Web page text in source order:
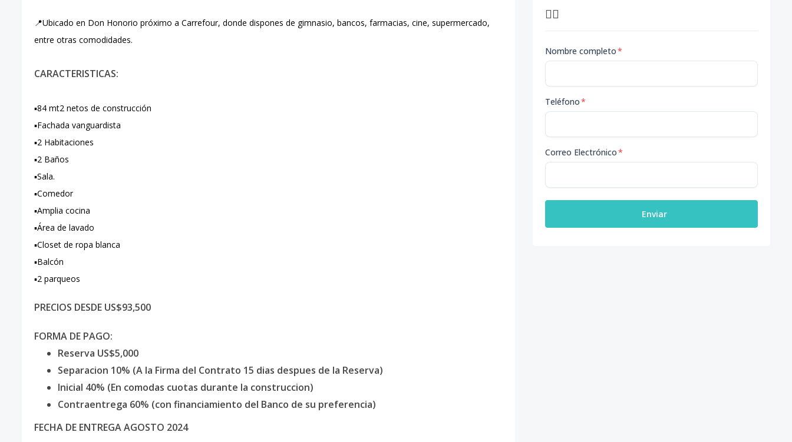
📍Ubicado en Don Honorio próximo a Carrefour, donde dispones de gimnasio, bancos, farmacias, cine, supermercado,
entre otras comodidades. ⁣
CARACTERISTICAS:
▪️84 mt2 netos de construcción
▪️Fachada vanguardista
▪️2 Habitaciones
▪️2 Baños
▪️Sala.
▪️Comedor
▪️Amplia cocina
▪️Área de lavado
▪️Closet de ropa blanca
▪️Balcón
▪️2 parqueos
PRECIOS DESDE US$93,500
FORMA DE PAGO:
Reserva US$5,000
Separacion 10% (A la Firma del Contrato 15 dias despues de la Reserva)
Inicial 40% (En comodas cuotas durante la construccion)
Contraentrega 60% (con financiamiento del Banco de su preferencia)
FECHA DE ENTREGA AGOSTO 2024
👇🏽
Nombre completo*
Teléfono*
Correo Electrónico*
Enviar